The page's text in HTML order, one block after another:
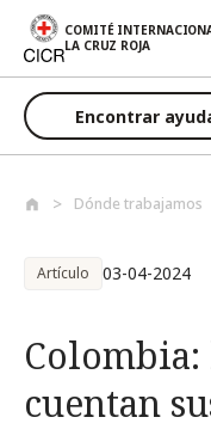
Pasar al contenido
COMITÉ
LA CRUZ ROJA
Encontrar
Dónde trabajamos
Artículo 03-04-2024
cuentan